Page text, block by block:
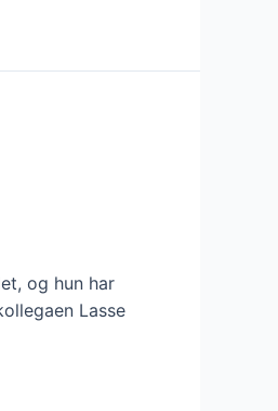
og hun har
Lasse